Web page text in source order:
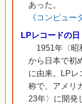
あった。
《コンピュ
LPレコードの日
1951年〈昭
から日本で初
に由来。LPレ
称で、アメリ
23年〉に開発